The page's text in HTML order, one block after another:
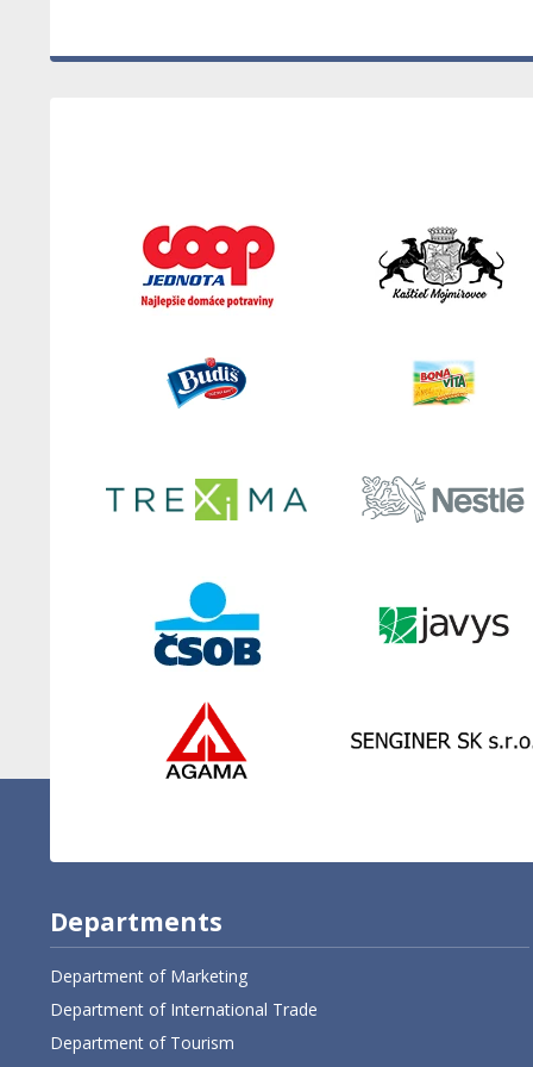
Departments
Department of Marketing
Department of International Trade
Department of Tourism